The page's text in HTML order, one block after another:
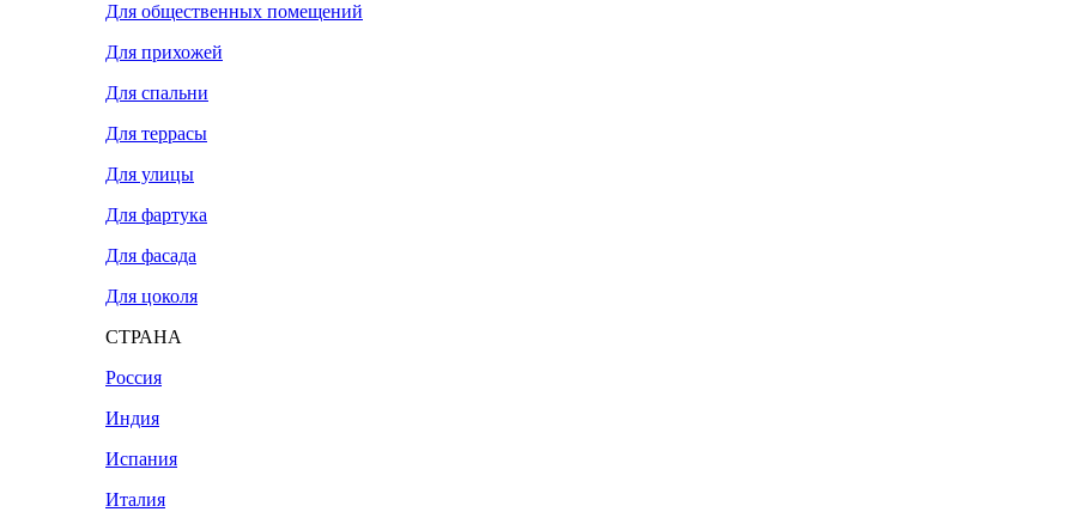
Для общественных помещений
Для прихожей
Для спальни
Для террасы
Для улицы
Для фартука
Для фасада
Для цоколя
СТРАНА
Россия
Индия
Испания
Италия